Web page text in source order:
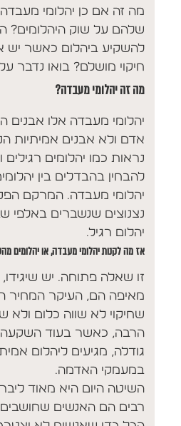
מה זה אם כן יהלומי
שלהם על שוק היהלומים?
להשקיע ביהלום כאשר יש
חיקוי מושלם? בואו נדבר
מה זה יהלומי מעבדה?
יהלומי מעבדה אלו אבנים
אדם ולא אבנים אמיתיות
נראות כמו יהלומים
להבחין בהבדלים בין
יהלומי מעבדה. המרקם
נצנוצים שנשברים באלפי
יהלום רגיל.
אז מה לקנות יהלומי מעבדה, או יהלומים
זו שאלה פתוחה. יש
מאיפה הם, העיקר המחיר
שחיקוי לא שווה כלום ולא
הרבה, כאשר בעוד
גודלה, מגיעים ליהלום
במעמקי האדמה.
השיטה היום היא מאוד
רבים הם האנשים